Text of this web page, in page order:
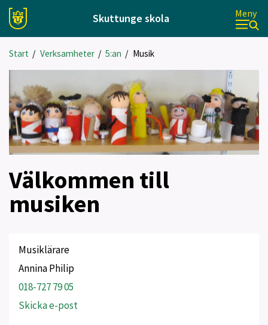
Skuttunge skola Meny
Start / Verksamheter/ 5:an / Musik
Välkommen till
musiken
Musiklärare
Annina Philip
018-727 79 05
Skicka e-post